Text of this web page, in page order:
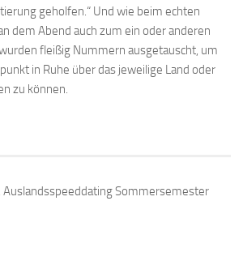
geholfen.“ Und wie beim echten
dem Abend auch zum ein oder anderen
fleißig Nummern ausgetauscht, um
in Ruhe über das jeweilige Land oder
zu können.
Auslandsspeeddating Sommersemester